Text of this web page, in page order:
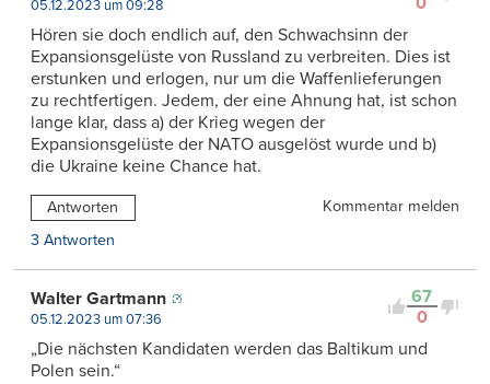
05.12.2023 um 09:28
Hören sie doch endlich auf, den Schwachsinn der
Expansionsgelüste von Russland zu verbreiten. Dies ist
erstunken und erlogen, nur um die Waffenlieferungen
zu rechtfertigen. Jedem, der eine Ahnung hat, ist schon
lange klar, dass a) der Krieg wegen der
Expansionsgelüste der NATO ausgelöst wurde und b)
die Ukraine keine Chance hat.
Antworten
Kommentar melden
3 Antworten
67
0
Walter Gartmann
05.12.2023 um 07:36
„Die nächsten Kandidaten werden das Baltikum und
Polen sein.“